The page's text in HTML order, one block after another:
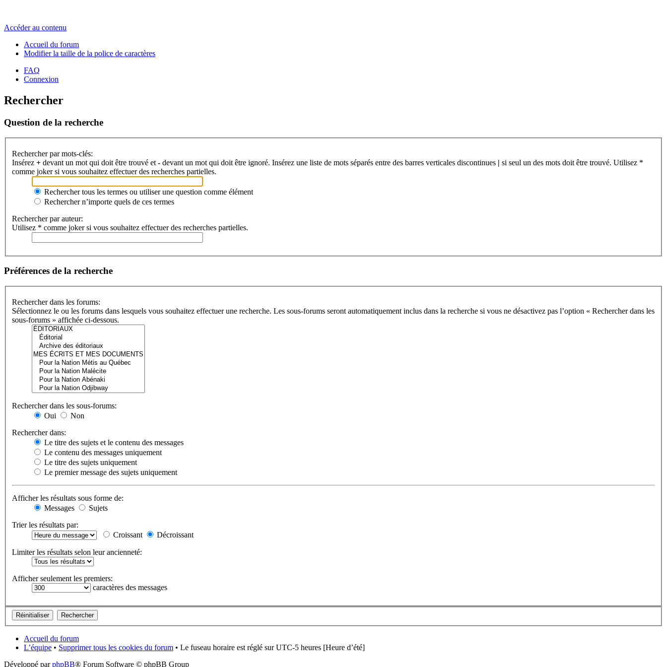
Accéder au contenu
Accueil du forum
Modifier la taille de la police de caractères
FAQ
Connexion
Rechercher
Question de la recherche
Rechercher par mots-clés:
Insérez + devant un mot qui doit être trouvé et - devant un mot qui doit être ignoré. Insérez une liste de mots séparés entre des barres verticales discontinues | si seul un des mots doit être trouvé. Utilisez *
comme joker si vous souhaitez effectuer des recherches partielles.
Rechercher tous les termes ou utiliser une question comme élément
Rechercher n’importe quels de ces termes
Rechercher par auteur:
Utilisez * comme joker si vous souhaitez effectuer des recherches partielles.
Préférences de la recherche
Rechercher dans les forums:
Sélectionnez le ou les forums dans lesquels vous souhaitez effectuer une recherche. Les sous-forums seront automatiquement inclus dans la recherche si vous ne désactivez pas l’option « Rechercher dans les
sous-forums » affichée ci-dessous.
Rechercher dans les sous-forums:
Oui
Non
Rechercher dans:
Le titre des sujets et le contenu des messages
Le contenu des messages uniquement
Le titre des sujets uniquement
Le premier message des sujets uniquement
Afficher les résultats sous forme de:
Messages
Sujets
Trier les résultats par:
Croissant
Décroissant
Limiter les résultats selon leur ancienneté:
Afficher seulement les premiers:
caractères des messages
Accueil du forum
L’équipe • Supprimer tous les cookies du forum • Le fuseau horaire est réglé sur UTC-5 heures [Heure d’été]
Développé parphpBB® Forum Software © phpBB Group